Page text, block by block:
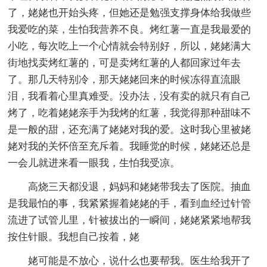
了，姥姥也开始头疼，但她还是勉强支撑身体给我做些
我爱吃的菜，生怕我营养不良。烤红薯一直是我最爱的
小吃，每次吃上一个心情就会特别好，所以，姥姥满大
街地找卖烤红薯的，可是卖烤红薯的人都回家过年去
了。那几天特别冷，那天姥姥回来的时候冻得直流眼
泪，我看着心里真难受。没办法，没有卖的就只有自己
烤了，吃着姥姥亲手为我烤的红薯，我觉得那种甜味不
是一般的甜，还充满了姥姥对我的爱。这时我心里被姥
姥对我的关怀倍至充斥着。我睡觉的时候，姥姥还总是
一会儿就进来看一眼我，生怕我受凉。
高烧三天都没退，妈妈和姥姥带我去了医院。抽血
是我最怕的事，我紧紧握着姥姥的手，看到血经过针管
流进了试管儿里，针被拔出的一瞬间，姥姥紧紧地帮我
按住针眼。我想自己按着，姥
姥可能是不放心，说什么也要帮我。医生给我开了